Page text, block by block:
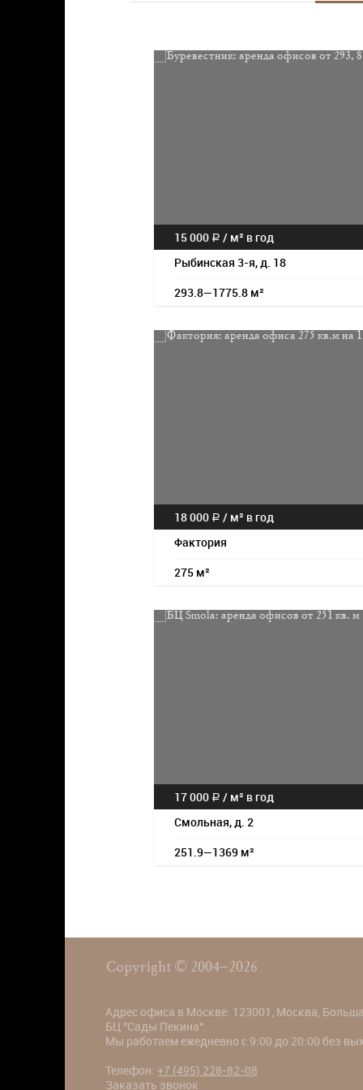
15 000 a / м² в год
Рыбинская 3-я, д. 18
293.8—1775.8 м²
18 000 a / м² в год
Фактория
275 м²
17 000 a / м² в год
Смольная, д. 2
251.9—1369 м²
Copyright © 2004–2026
Адрес офиса в Москве: 123001, Москва,
БЦ "Сады Пекина".
Мы работаем ежедневно с 9:00 до 20:00 без
Телефон: +7 (495) 228-82-08
Заказать звонок